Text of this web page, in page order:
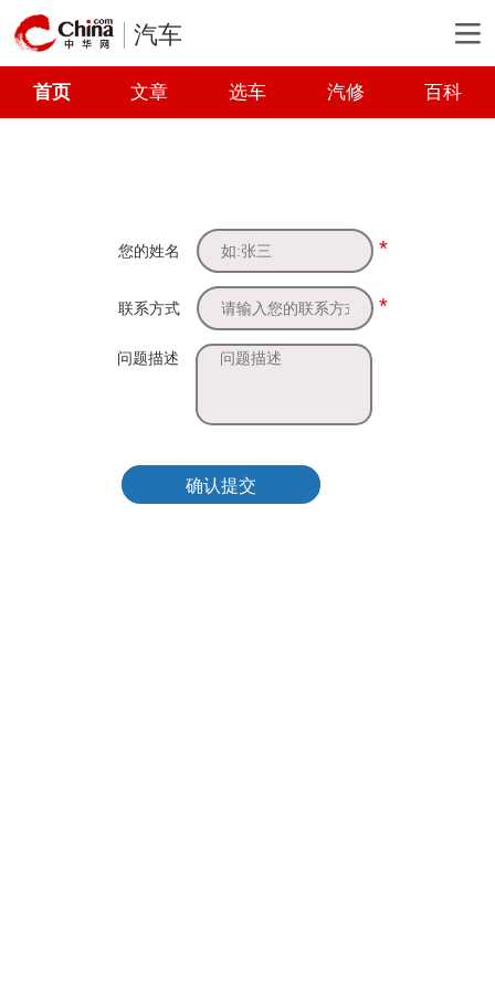
汽车
首页 文章 选车 汽修 百科
您的姓名 *
联系方式 *
问题描述
确认提交